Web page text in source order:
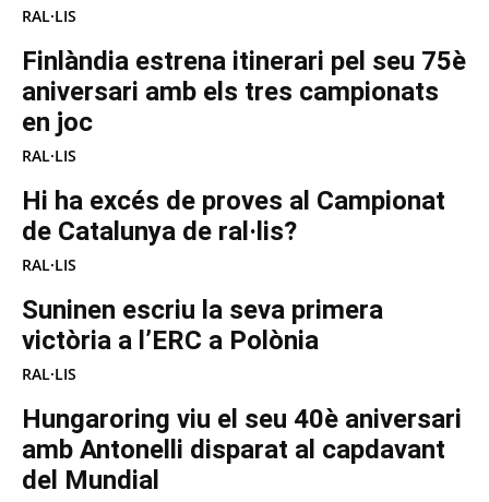
RAL·LIS
Finlàndia estrena itinerari pel seu 75è
aniversari amb els tres campionats
en joc
RAL·LIS
Hi ha excés de proves al Campionat
de Catalunya de ral·lis?
RAL·LIS
Suninen escriu la seva primera
victòria a l’ERC a Polònia
RAL·LIS
Hungaroring viu el seu 40è aniversari
amb Antonelli disparat al capdavant
del Mundial